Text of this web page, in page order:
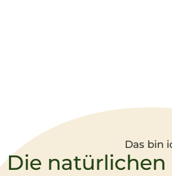
Das bin
Die natürlichen